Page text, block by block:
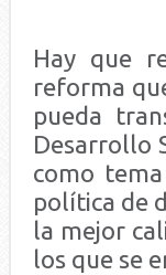
Hay que
reforma
pueda
Desarrollo
como
política de
la mejor
los que se